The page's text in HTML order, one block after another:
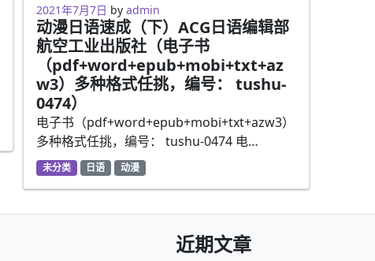
2021年3月8日
2021年7月7日 by admin
动漫日语速成（下）ACG日语编辑部
航空工业出版社（电子书
（pdf+word+epub+mobi+txt+az
w3）多种格式任挑，编号： tushu-
0474）
电子书（pdf+word+epub+mobi+txt+azw3）
多种格式任挑，编号： tushu-0474 电…
未分类 日语 动漫
近期文章